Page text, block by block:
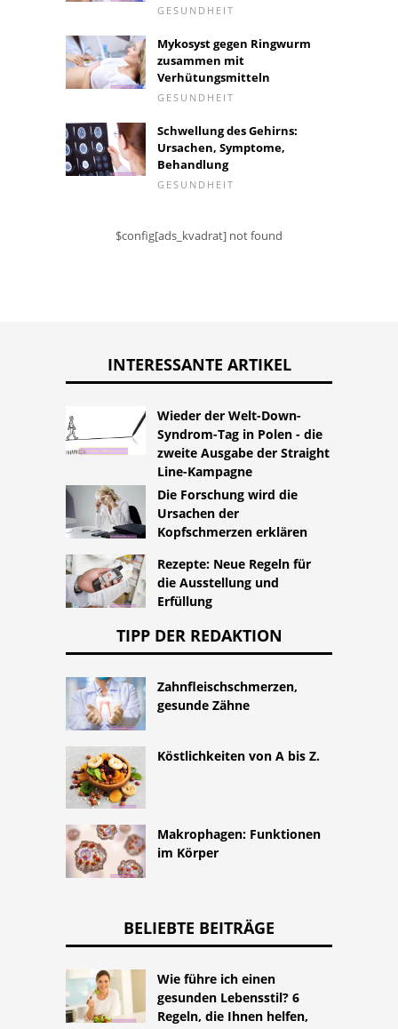
GESUNDHEIT
Mykosyst gegen Ringwurm
zusammen mit
Verhütungsmitteln
GESUNDHEIT
Schwellung des Gehirns:
Ursachen, Symptome,
Behandlung
GESUNDHEIT
$config[ads_kvadrat] not found
INTERESSANTE ARTIKEL
Wieder der Welt-Down-
Syndrom-Tag in Polen - die
zweite Ausgabe der Straight
Line-Kampagne
Die Forschung wird die
Ursachen der
Kopfschmerzen erklären
Rezepte: Neue Regeln für
die Ausstellung und
Erfüllung
TIPP DER REDAKTION
Zahnfleischschmerzen,
gesunde Zähne
Köstlichkeiten von A bis Z.
Makrophagen: Funktionen
im Körper
BELIEBTE BEITRÄGE
Wie führe ich einen
gesunden Lebensstil? 6
Regeln, die Ihnen helfen,